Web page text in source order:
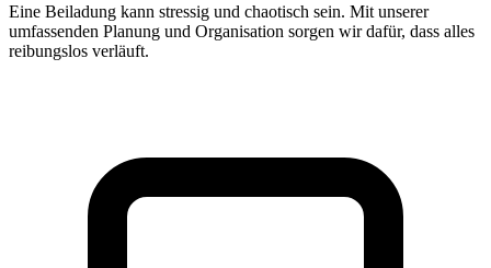
Eine Beiladung kann stressig und chaotisch sein. Mit unserer
umfassenden Planung und Organisation sorgen wir dafür, dass alles
reibungslos verläuft.